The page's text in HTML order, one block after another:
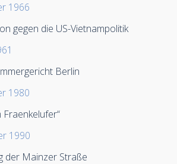
1966
gegen die US-Vietnampolitik
Berlin
1980
Fraenkelufer“
1990
der Mainzer Straße